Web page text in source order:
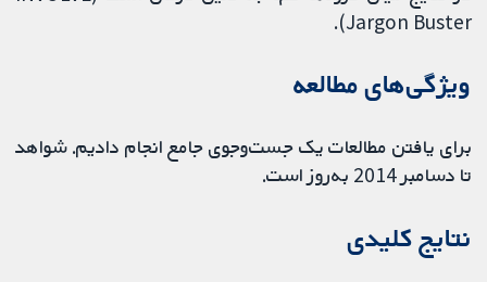
Jargon Buster).
ویژگی‌های مطالعه
برای یافتن مطالعات یک جست‌وجوی جامع انجام دادیم. شواهد
تا دسامبر 2014 به‌روز است.
نتایج کلیدی